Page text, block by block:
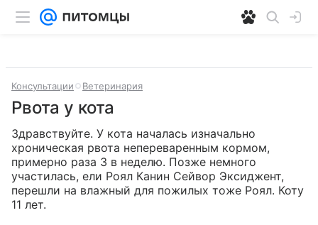
Консультации Ветеринария
Рвота у кота
Здравствуйте. У кота началась изначально
хроническая рвота непереваренным кормом,
примерно раза 3 в неделю. Позже немного
участилась, ели Роял Канин Сейвор Эксиджент,
перешли на влажный для пожилых тоже Роял. Коту
11 лет.